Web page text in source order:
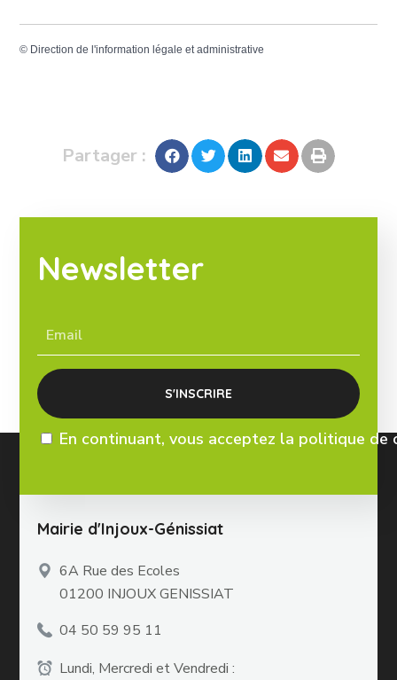
© Direction de l'information légale et administrative
Partager :
Newsletter
En continuant, vous acceptez la politique
Mairie d'Injoux-Génissiat
6A Rue des Ecoles
01200 INJOUX GENISSIAT
04 50 59 95 11
Lundi, Mercredi et Vendredi :